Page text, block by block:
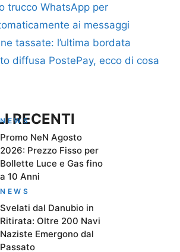
trucco WhatsApp per
ai messaggi
tassate: l’ultima bordata
diffusa PostePay, ecco di cosa
RECENTI
NEWS
Promo NeN Agosto
2026: Prezzo Fisso per
Bollette Luce e Gas fino
a 10 Anni
NEWS
Svelati dal Danubio in
Ritirata: Oltre 200 Navi
Naziste Emergono dal
Passato